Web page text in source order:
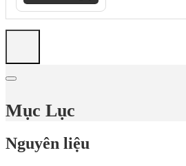
Mục Lục
Nguyên liệu